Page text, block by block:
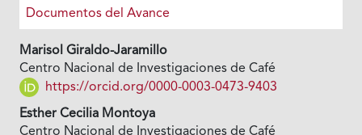
Documentos del Avance
Marisol Giraldo-Jaramillo
Centro Nacional de Investigaciones de Café
https://orcid.org/0000-0003-0473-9403
Esther Cecilia Montoya
Centro Nacional de Investigaciones de Café